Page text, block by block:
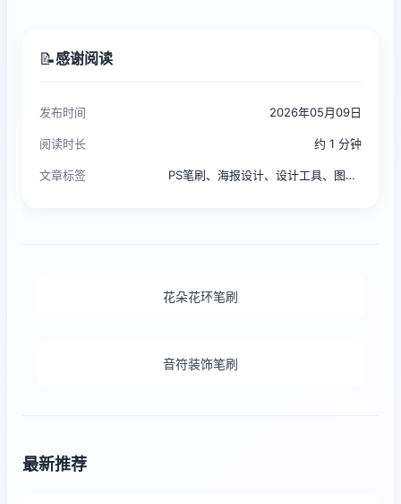
📝感谢阅读
发布时间 2026年05月09日
阅读时长 约 1 分钟
文章标签 PS笔刷、海报设计、设计工具、图形素材、五角星笔刷
花朵花环笔刷
音符装饰笔刷
最新推荐